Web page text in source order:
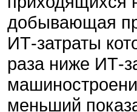
добывающая
ИТ-затраты
раза ниже ИТ-
меньший